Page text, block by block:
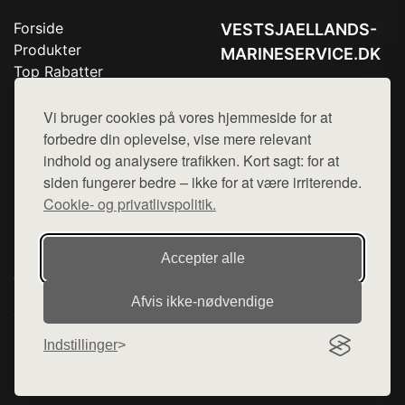
Vi bruger cookies på vores hjemmeside for at
forbedre din oplevelse, vise mere relevant
indhold og analysere trafikken. Kort sagt: for at
siden fungerer bedre – ikke for at være irriterende.
Cookie- og privatlivspolitik.
Accepter alle
Afvis ikke‑nødvendige
Indstillinger
Forside
Produkter
Top Rabatter
Kontakt
VESTSJAELLANDS-
MARINESERVICE.DK
Mail:hej@want.dk
Cookie- og privatlivspolitik
Denne side er en del af want.dk, der udgiver en række
hjemmesider med præsentation af forskellige produkter fra
diverse webshops. Der sælges ikke varer fra denne side - vi
henviser til de shops, som sælger varen. Vi har heller ikke
varerne på lager.
© 2026 vestsjaellands-marineservice.dk. Alle rettigheder